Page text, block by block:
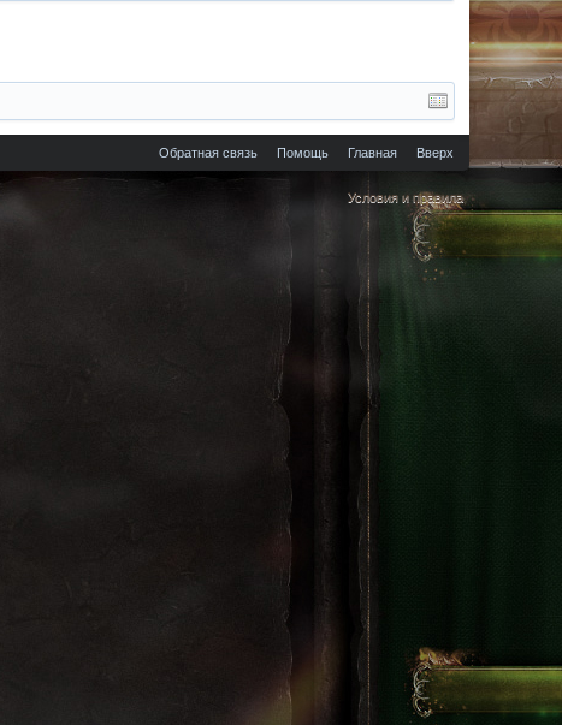
Обратная связь Помощь Главная Вверх
Условия и правила